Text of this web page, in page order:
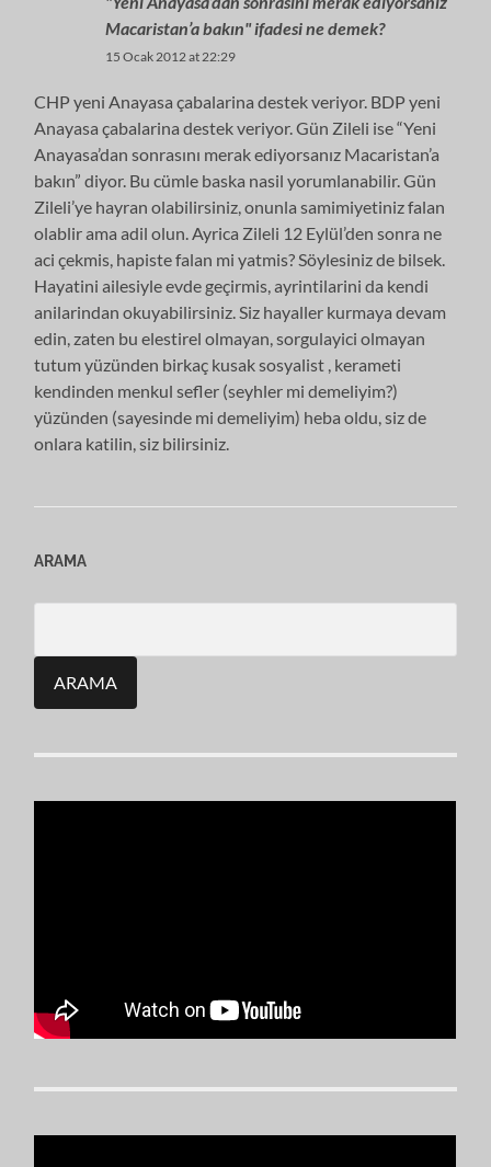
Macaristan’a bakın" ifadesi ne demek?
15 Ocak 2012 at 22:29
CHP yeni Anayasa çabalarina destek veriyor. BDP yeni
Anayasa çabalarina destek veriyor. Gün Zileli ise “Yeni
Anayasa’dan sonrasını merak ediyorsanız Macaristan’a
bakın” diyor. Bu cümle baska nasil yorumlanabilir. Gün
Zileli’ye hayran olabilirsiniz, onunla samimiyetiniz falan
olablir ama adil olun. Ayrica Zileli 12 Eylül’den sonra ne
aci çekmis, hapiste falan mi yatmis? Söylesiniz de bilsek.
Hayatini ailesiyle evde geçirmis, ayrintilarini da kendi
anilarindan okuyabilirsiniz. Siz hayaller kurmaya devam
edin, zaten bu elestirel olmayan, sorgulayici olmayan
tutum yüzünden birkaç kusak sosyalist , kerameti
kendinden menkul sefler (seyhler mi demeliyim?)
yüzünden (sayesinde mi demeliyim) heba oldu, siz de
onlara katilin, siz bilirsiniz.
ARAMA